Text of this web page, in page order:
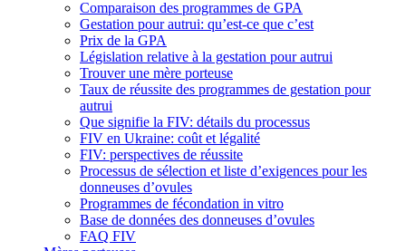
Comparaison des programmes de GPA
Gestation pour autrui: qu’est-ce que c’est
Prix de la GPA
Législation relative à la gestation pour autrui
Trouver une mère porteuse
Taux de réussite des programmes de gestation pour
autrui
Que signifie la FIV: détails du processus
FIV en Ukraine: coût et légalité
FIV: perspectives de réussite
Processus de sélection et liste d’exigences pour les
donneuses d’ovules
Programmes de fécondation in vitro
Base de données des donneuses d’ovules
FAQ FIV